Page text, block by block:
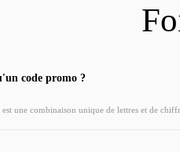
code promo ?
une combinaison unique de lettres et de